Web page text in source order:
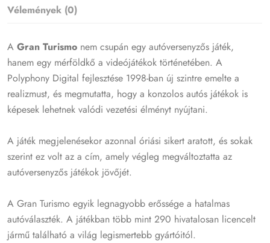
Vélemények (0)
AGran Turismo nem csupán egy autóversenyzős játék,
hanem egy mérföldkő a videójátékok történetében. A
Polyphony Digital fejlesztése 1998-ban új szintre emelte a
realizmust, és megmutatta, hogy a konzolos autós játékok is
képesek lehetnek valódi vezetési élményt nyújtani.
A játék megjelenésekor azonnal óriási sikert aratott, és sokak
szerint ez volt az a cím, amely végleg megváltoztatta az
autóversenyzős játékok jövőjét.
A Gran Turismo egyik legnagyobb erőssége a hatalmas
autóválaszték. A játékban több mint 290 hivatalosan licencelt
jármű található a világ legismertebb gyártóitól.